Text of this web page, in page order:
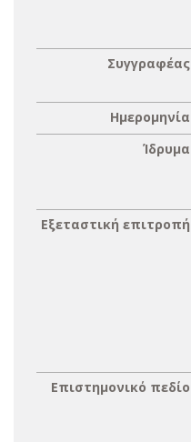
Συγγραφέας
Ημερομηνία
Ίδρυμα
Εξεταστική επιτροπή
Επιστημονικό πεδίο